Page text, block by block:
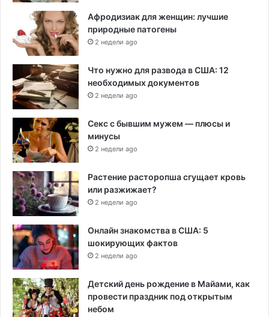
Афродизиак для женщин: лучшие
природные патогены
2 недели ago
Что нужно для развода в США: 12
необходимых документов
2 недели ago
Секс с бывшим мужем — плюсы и
минусы
2 недели ago
Растение расторопша сгущает кровь
или разжижает?
2 недели ago
Онлайн знакомства в США: 5
шокирующих фактов
2 недели ago
Детский день рождение в Майами, как
провести праздник под открытым
небом